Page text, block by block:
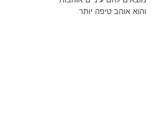
והוא אוהב טיפה יותר.